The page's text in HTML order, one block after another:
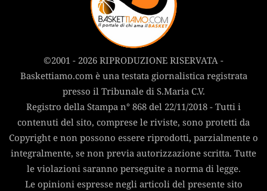
©2001 - 2026 RIPRODUZIONE RISERVATA -
Baskettiamo.com è una testata giornalistica registrata
presso il Tribunale di S.Maria C.V.
Registro della Stampa n° 868 del 22/11/2018 - Tutti i
contenuti del sito, comprese le riviste, sono protetti da
Copyright e non possono essere riprodotti, parzialmente o
integralmente, se non previa autorizzazione scritta. Tutte
le violazioni saranno perseguite a norma di legge.
Le opinioni espresse negli articoli del presente sito